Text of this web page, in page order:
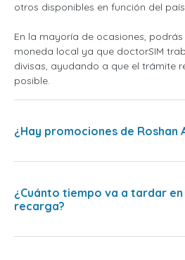
otros disponibles en función del
En la mayoría de ocasiones,
moneda local ya que doctorSIM
divisas, ayudando a que el trámite
posible.
¿Hay promociones de Roshan
¿Cuánto tiempo va a tardar
recarga?